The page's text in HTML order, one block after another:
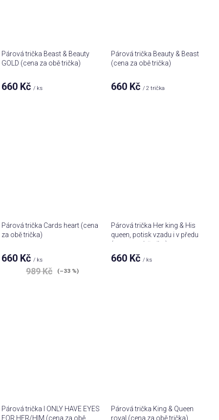
Párová trička Beast & Beauty
GOLD (cena za obě trička)
660 Kč/ ks
Párová trička Beauty & Beast
(cena za obě trička)
660 Kč/ 2 trička
Párová trička Cards heart (cena
za obě trička)
660 Kč / ks
989 Kč (–33 %)
Párová trička Her king & His
queen, potisk vzadu i v předu
(cena za obě trika)
660 Kč / ks
Párová trička I ONLY HAVE EYES
FOR HER/HIM (cena za obě
Párová trička King & Queen
royal (cena za obě trička)